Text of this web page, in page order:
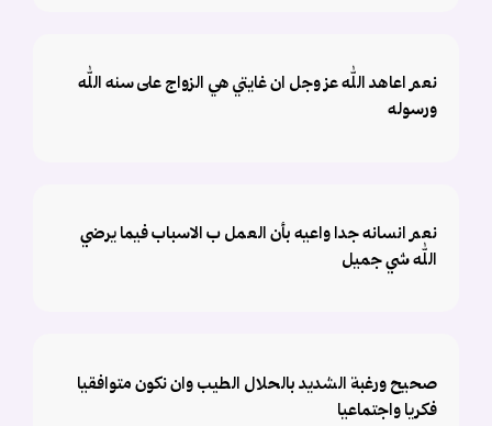
نعم اعاهد الله عز وجل ان غايتي هي الزواج على سنه الله
ورسوله
نعم انسانه جدا واعيه بأن العمل ب الاسباب فيما يرضي
الله شي جميل
صحيح ورغبة الشديد بالحلال الطيب وان نكون متوافقيا
فكريا واجتماعيا